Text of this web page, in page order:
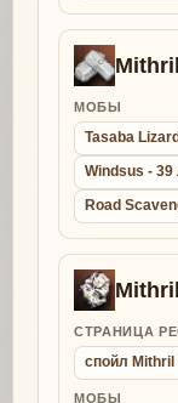
МОБЫ
Tasaba
Windsus - 39
Road
СТРАНИЦА
спойл
МОБЫ